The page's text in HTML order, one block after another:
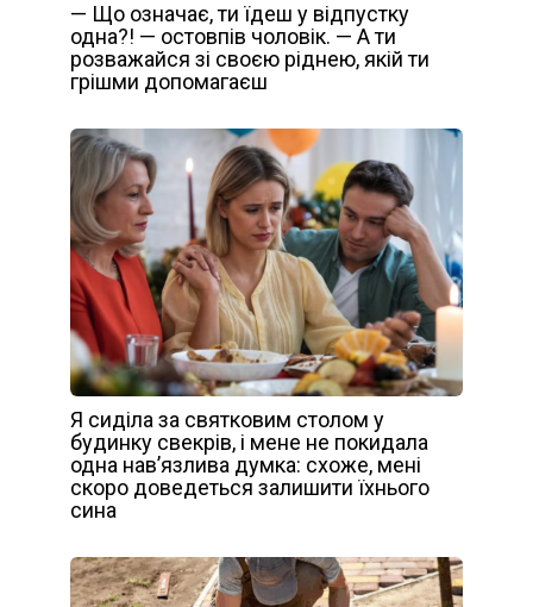
— Що означає, ти їдеш у відпустку
одна?! — остовпів чоловік. — А ти
розважайся зі своєю ріднею, якій ти
грішми допомагаєш
Я сиділа за святковим столом у
будинку свекрів, і мене не покидала
одна нав’язлива думка: схоже, мені
скоро доведеться залишити їхнього
сина